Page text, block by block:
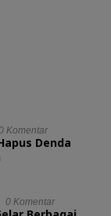
Komentar
Denda
0 Komentar